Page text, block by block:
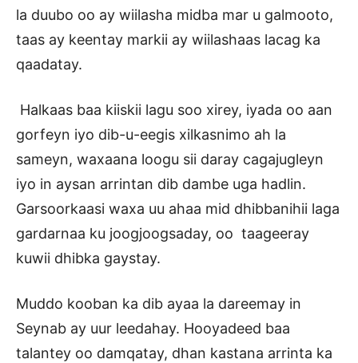
la duubo oo ay wiilasha midba mar u galmooto,
taas ay keentay markii ay wiilashaas lacag ka
qaadatay.
Halkaas baa kiiskii lagu soo xirey, iyada oo aan
gorfeyn iyo dib-u-eegis xilkasnimo ah la
sameyn, waxaana loogu sii daray cagajugleyn
iyo in aysan arrintan dib dambe uga hadlin.
Garsoorkaasi waxa uu ahaa mid dhibbanihii laga
gardarnaa ku joogjoogsaday, oo taageeray
kuwii dhibka gaystay.
Muddo kooban ka dib ayaa la dareemay in
Seynab ay uur leedahay. Hooyadeed baa
talantey oo damqatay, dhan kastana arrinta ka